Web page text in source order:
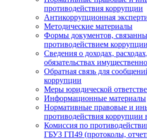
противодействия коррупции
Антикоррупционная
Методические материалы
Формы документов,
противодействием
Сведения о доходах,
обязательствах
Обратная связь для
коррупции
Меры юридической
Информационные материалы
Нормативные правовые и
противодействия
Комиссия по
ГБУЗ ГП49 (протоколы,